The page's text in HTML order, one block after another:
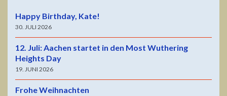
Happy Birthday, Kate!
30. JULI 2026
12. Juli: Aachen startet in den Most Wuthering
Heights Day
19. JUNI 2026
Frohe Weihnachten